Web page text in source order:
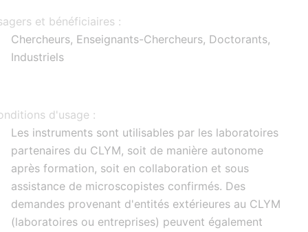
et bénéficiaires :
Chercheurs, Enseignants-Chercheurs, Doctorants,
Industriels
d'usage :
Les instruments sont utilisables par les laboratoires
partenaires du CLYM, soit de manière autonome
après formation, soit en collaboration et sous
assistance de microscopistes confirmés. Des
demandes provenant d'entités extérieures au CLYM
(laboratoires ou entreprises) peuvent également